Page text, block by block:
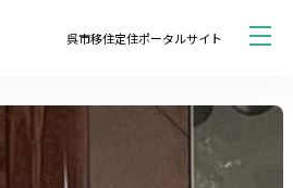
呉市移住定住ポータルサイト